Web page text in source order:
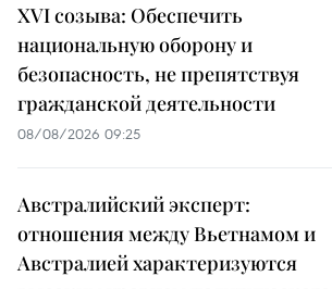
XVI созыва: Обеспечить
национальную оборону и
безопасность, не препятствуя
гражданской деятельности
08/08/2026 09:25
Австралийский эксперт:
отношения между Вьетнамом и
Австралией характеризуются